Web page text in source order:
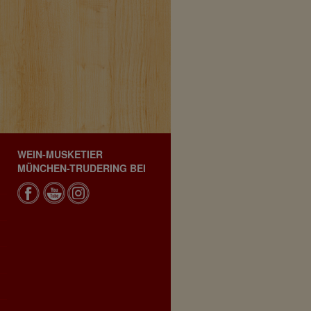
WEIN-MUSKETIER
MÜNCHEN-TRUDERING BEI